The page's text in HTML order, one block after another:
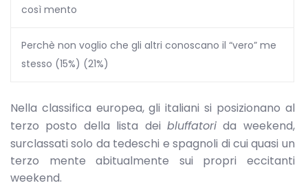
così mento
Perchè non voglio che gli altri conoscano il “vero” me
stesso (15%) (21%)
Nella classifica europea, gli italiani si posizionano al
terzo posto della lista deibluffatori da weekend,
surclassati solo da tedeschi e spagnoli di cui quasi un
terzo mente abitualmente sui propri eccitanti
weekend.